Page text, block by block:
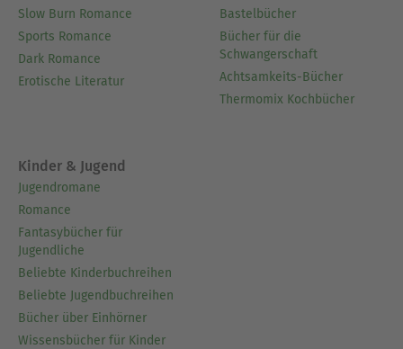
Slow Burn Romance
Sports Romance
Dark Romance
Erotische Literatur
Bastelbücher
Bücher für die
Schwangerschaft
Achtsamkeits-Bücher
Thermomix Kochbücher
Kinder & Jugend
Jugendromane
Romance
Fantasybücher für
Jugendliche
Beliebte Kinderbuchreihen
Beliebte Jugendbuchreihen
Bücher über Einhörner
Wissensbücher für Kinder